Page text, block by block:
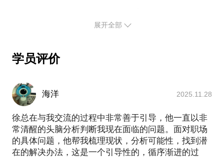
分析你基于当年工作之下的适合发展方向，是坚守现
如果坚守内部，那如何去改善现状，提升企业内的话
台，如何去快速适应新平台、新环境与新领导，这些
我们都一起来探讨；
如果要进入一个完全陌生的领域，应如何快速地掌握
知识积累人脉；
分析你目前所拥有的资源，以及围绕未来发展方向所
应去拓展的资源；
按理说，工作了五年以上的职场人士，应该都是已经
但在现实生活中，由于各种各样的原因，真正能安安
心心、稳步推进自己职业生涯的其实并非多数派。
“怎么可能会一帆风顺！波峰波谷起伏不断，这才是人
生啊！”——语出知名人士歪叔
请介绍行业竞品。分析项目核心竞争力并包装。请介
已经拿到过种子/天使/A轮，我会帮你判断目前企业的
业绩成长与前一轮融资时估值是匹配？是大幅超越？
当前营收不理想，又找不到新的增长点，就难以再次
融资了。
二室一厅起家，8人开始到现在企业全职1500人，兼
上百万用户访问，最高峰营收超过一亿人民币。他知
道企业发展中遇到的种种问题，以及相应的解决方
法，这些源自一线的成功经验，可以更有效的帮助
你。
他也有成熟传统企业的工作经历，当时任职的企业员
工超过6万，营收400亿。可以从不同视角，给你更完
整、系统的管理建议。
投资人，江湖人送外号“歪叔”———因为谈吐幽默，
我的职场经历简单但不肤浅：经历过传统制造型企
网企业的不同与兼容点；从小区创业起步，发展到全
国知名互联网企业，克服了无数坑，也见过不少创业
企业没能趟过；15年职场经历，从职场小兵成长为市
值近百亿元互联网新贵的高管，有职场成功的心得，
也有职场沉沦的切肤之痛；当过车间工人、门店营业
员、分析师，干过广告销售、商务BD、图书出版、品
牌公关、网络运营、企业高管。
展开全部
学员评价
海洋 2025.11.28
徐总在与我交流的过程中非常善于引导，他一直以非
常清醒的头脑分析判断我现在面临的问题。面对职场
的具体问题，他帮我梳理现状，分析可能性，找到潜
在的解决办法，这是一个引导性的，循序渐进的过